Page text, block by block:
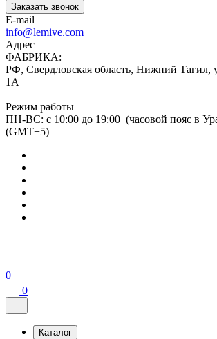
Заказать звонок
E-mail
info@lemive.com
Адрес
ФАБРИКА:
РФ, Свердловская область, Нижний Тагил,
1А
Режим работы
ПН-ВС: с 10:00 до 19:00 (часовой пояс в
(GMT+5)
0
0
Каталог